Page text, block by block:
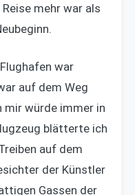
mehr war als
war
auf dem Weg
mir würde immer in
blätterte ich
auf dem
der Künstler
Gassen der